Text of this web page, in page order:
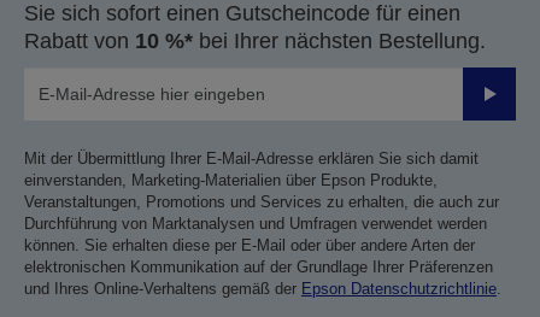
Sie sich sofort einen Gutscheincode für einen
Rabatt von 10 %* bei Ihrer nächsten Bestellung.
Mit der Übermittlung Ihrer E-Mail-Adresse erklären Sie sich damit
einverstanden, Marketing-Materialien über Epson Produkte,
Veranstaltungen, Promotions und Services zu erhalten, die auch zur
Durchführung von Marktanalysen und Umfragen verwendet werden
können. Sie erhalten diese per E-Mail oder über andere Arten der
elektronischen Kommunikation auf der Grundlage Ihrer Präferenzen
und Ihres Online-Verhaltens gemäß der Epson Datenschutzrichtlinie.